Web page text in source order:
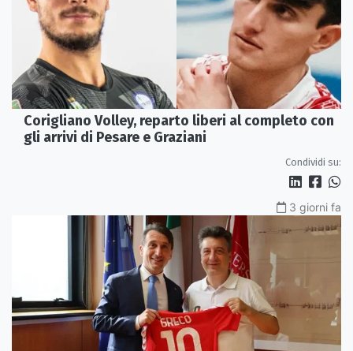
Corigliano Volley, reparto liberi al completo con
gli arrivi di Pesare e Graziani
Condividi su:
3 giorni fa